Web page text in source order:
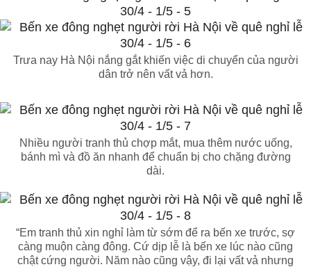
Trưa nay Hà Nội nắng gắt khiến việc di chuyển của người
dân trở nên vất vả hơn.
Nhiều người tranh thủ chợp mắt, mua thêm nước uống,
bánh mì và đồ ăn nhanh để chuẩn bị cho chặng đường
dài.
“Em tranh thủ xin nghỉ làm từ sớm để ra bến xe trước, sợ
càng muộn càng đông. Cứ dịp lễ là bến xe lúc nào cũng
chật cứng người. Năm nào cũng vậy, đi lại vất vả nhưng